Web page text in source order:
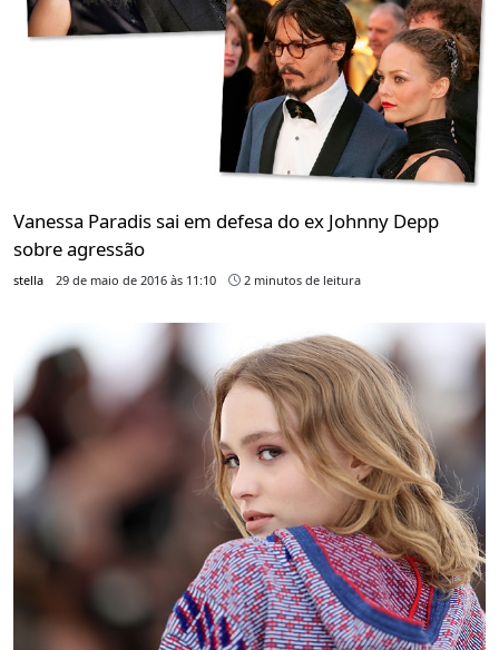
Vanessa Paradis sai em defesa do ex Johnny Depp
sobre agressão
stella 29 de maio de 2016 às 11:10 2 minutos de leitura